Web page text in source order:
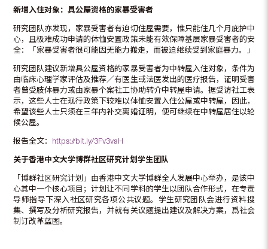
新增入住对象：具公屋资格的家暴受害者
研究团队亦发现，家暴受害者有迫切住屋需要，惟只能住几个月庇护中
心，且极难成功申请的体恤安置政策未能有效保障基层家暴受害者的安
全：「家暴受害者很可能因无能力搬走，而被迫继续受到家庭暴力。」
研究团队建议新增具公屋资格的家暴受害者为中转屋入住对象，条件为
由临床心理学家评估及推荐／有医生或法医发出的医疗报告，证明受害
者曾受肢体暴力或由家暴个案社工协助转介中转屋申请。据受访社工表
示，这些人士在现行政策下较难以体恤安置入住公屋或中转屋，因此，
希望该些人士只须在三年内补交离婚证明，便可继续在中转屋居住以轮
候公屋。
报告全文： https://bit.ly/3Fv3vaH
关于香港中文大学博群社区研究计划学生团队
「博群社区研究计划」由香港中文大学博群全人发展中心举办，是该中
心其中一个核心项目；计划让不同学科的学生以团队合作形式，在专责
导师指导下深入社区研究各项公共议题。学生研究团队会进行资料搜
集、撰写及分析研究报告，并就有关议题提出建议及解决方案，爲社会
制订改革蓝图。